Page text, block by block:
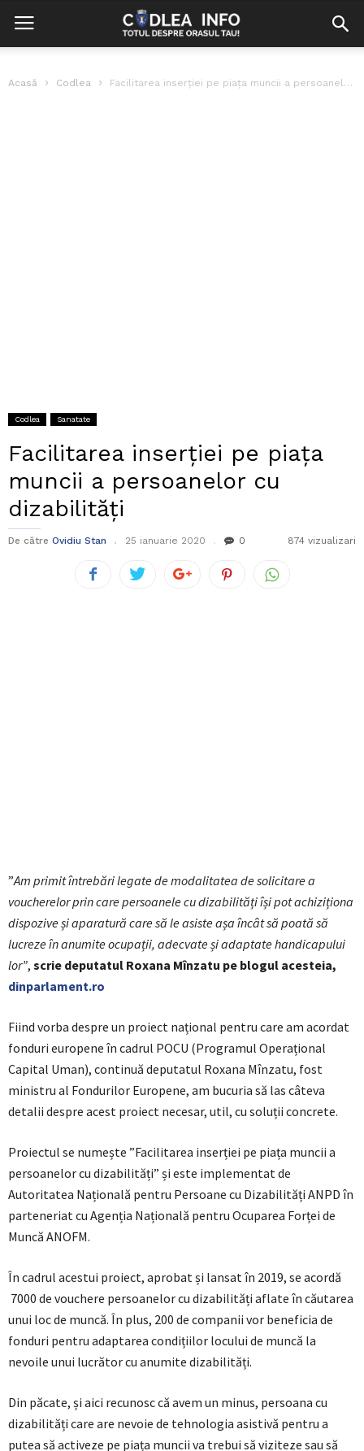
Acasă Codlea Facilitarea inserției pe piața muncii a persoanelor cu dizabilități
Codlea Sanatate
Facilitarea inserției pe piața
muncii a persoanelor cu
dizabilități
De către Ovidiu Stan 25 ianuarie 2020 0 874 vizualizari
”Am primit întrebări legate de modalitatea de solicitare a
voucherelor prin care persoanele cu dizabilități își pot achiziționa
dispozive și aparatură care să le asiste așa încât să poată să
lucreze în anumite ocupații, adecvate și adaptate handicapului
lor”, scrie deputatul Roxana Mînzatu pe blogul acesteia,
dinparlament.ro
Fiind vorba despre un proiect național pentru care am acordat
fonduri europene în cadrul POCU (Programul Operațional
Capital Uman), continuă deputatul Roxana Mînzatu, fost
ministru al Fondurilor Europene, am bucuria să las câteva
detalii despre acest proiect necesar, util, cu soluții concrete.
Proiectul se numește ”Facilitarea inserției pe piața muncii a
persoanelor cu dizabilități” și este implementat de
Autoritatea Națională pentru Persoane cu Dizabilități ANPD în
parteneriat cu Agenția Națională pentru Ocuparea Forței de
Muncă ANOFM.
În cadrul acestui proiect, aprobat și lansat în 2019, se acordă
7000 de vouchere persoanelor cu dizabilități aflate în căutarea
unui loc de muncă. În plus, 200 de companii vor beneficia de
fonduri pentru adaptarea condițiilor locului de muncă la
nevoile unui lucrător cu anumite dizabilități.
Din păcate, și aici recunosc că avem un minus, persoana cu
dizabilități care are nevoie de tehnologia asistivă pentru a
putea să activeze pe piața muncii va trebui să viziteze sau să